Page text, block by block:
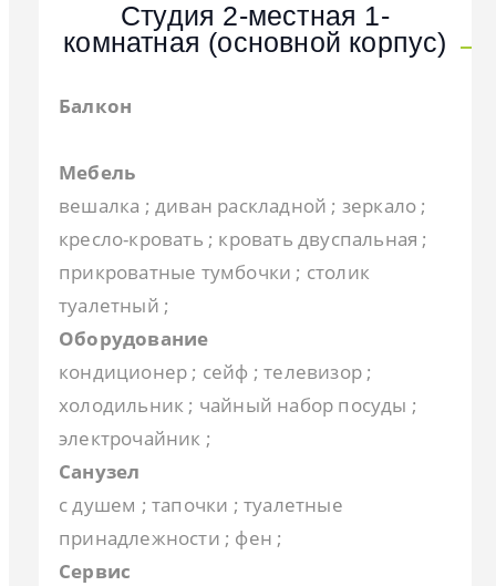
Студия 2-местная 1-
комнатная (основной корпус)
Балкон
Мебель
вешалка ; диван раскладной ; зеркало ;
кресло-кровать ; кровать двуспальная ;
прикроватные тумбочки ; столик
туалетный ;
Оборудование
кондиционер ; сейф ; телевизор ;
холодильник ; чайный набор посуды ;
электрочайник ;
Санузел
с душем ; тапочки ; туалетные
принадлежности ; фен ;
Сервис